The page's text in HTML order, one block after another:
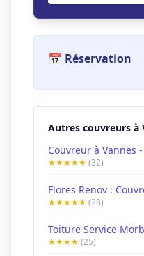
📅 Réservation
Autres couvreurs à
★★★★★ (32)
★★★★★ (28)
★★★★ (25)